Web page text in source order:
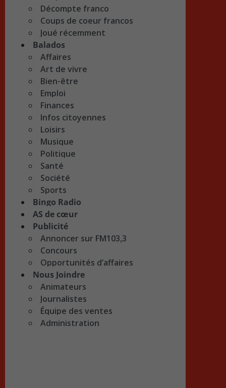
Décompte franco
Coups de coeur francos
Joué récemment
Balados
Affaires
Art de vivre
Bien-être
Emploi
Finances
Infos citoyennes
Loisirs
Musique
Politique
Santé
Société
Sports
Bingo Radio
AS de cœur
Publicité
Annoncer sur FM103,3
Concours
Opportunités d’affaires
Nous Joindre
Animateurs
Journalistes
Équipe des ventes
Administration